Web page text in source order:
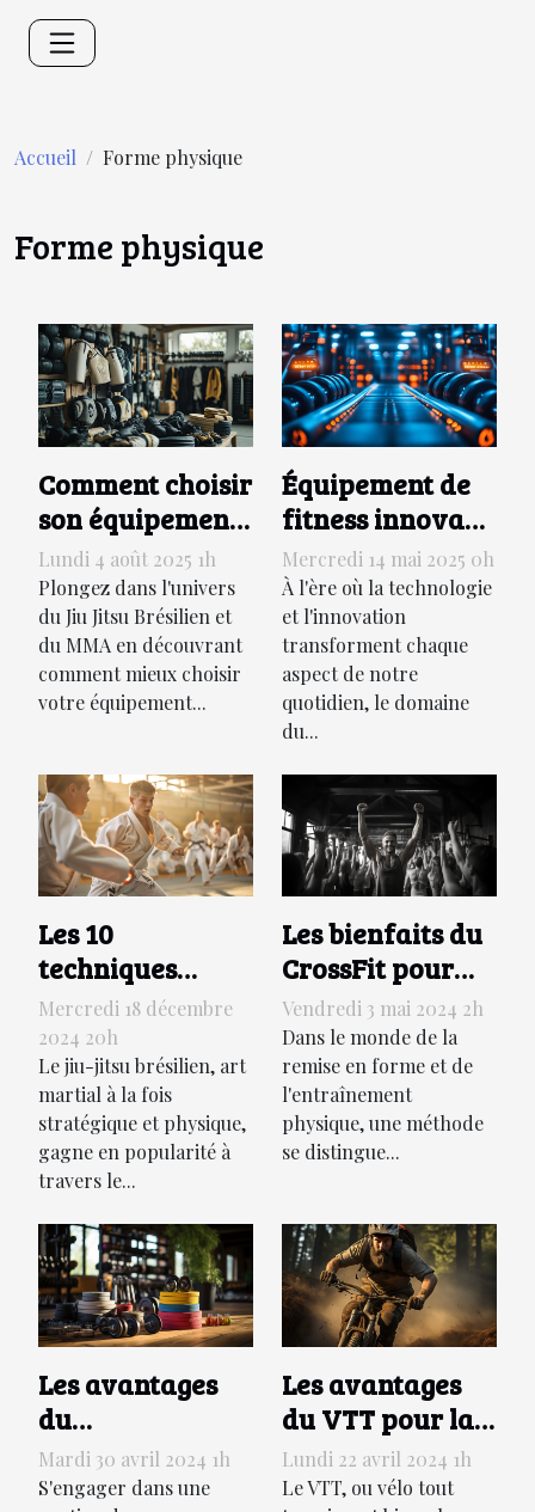
Accueil Forme physique
Forme physique
Comment choisir
son équipement
pour le Jiu Jitsu
Brésilien et le
MMA ?
Lundi 4 août 2025 1h
Plongez dans l'univers
du Jiu Jitsu Brésilien et
du MMA en découvrant
comment mieux choisir
votre équipement...
Équipement de
fitness innovant
de l'année
gadgets et
accessoires pour
booster votre
routine
d’exercice
Mercredi 14 mai 2025 0h
À l'ère où la technologie
et l'innovation
transforment chaque
aspect de notre
quotidien, le domaine
du...
Les 10
techniques
essentielles pour
débutants en jiu-
jitsu brésilien
Mercredi 18 décembre
2024 20h
Le jiu-jitsu brésilien, art
martial à la fois
stratégique et physique,
gagne en popularité à
travers le...
Les bienfaits du
CrossFit pour
améliorer votre
endurance et
votre force
Vendredi 3 mai 2024 2h
Dans le monde de la
remise en forme et de
l'entraînement
physique, une méthode
se distingue...
Les avantages
du
renforcement
musculaire pour
Mardi 30 avril 2024 1h
S'engager dans une
Les avantages
du VTT pour la
forme physique :
pourquoi opter
Lundi 22 avril 2024 1h
Le VTT, ou vélo tout